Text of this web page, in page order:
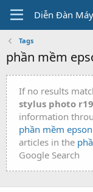
Diễn Đàn
Tags
phần mềm
If no results
stylus photo
information
phần mềm
articles in the
Google Search